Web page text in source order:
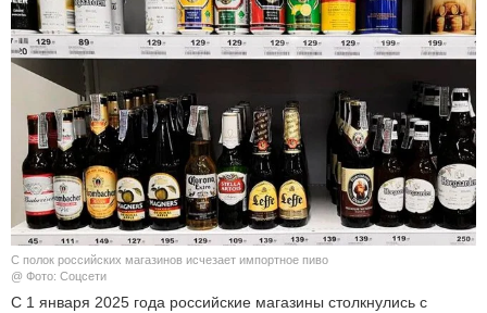
В МИРЕ
КУЛЬТУРА
НАУКА
СПОРТ
С полок российских магазинов исчезает импортное пиво
@ Фото: Соцсети
С 1 января 2025 года российские магазины столкнулись с